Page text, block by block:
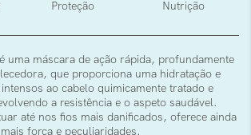
Proteção Nutrição
uma máscara de ação rápida, profundamente
que proporciona uma hidratação e
ao cabelo quimicamente tratado e
a resistência e o aspeto saudável.
até nos fios mais danificados, oferece ainda
mais força e peculiaridades.